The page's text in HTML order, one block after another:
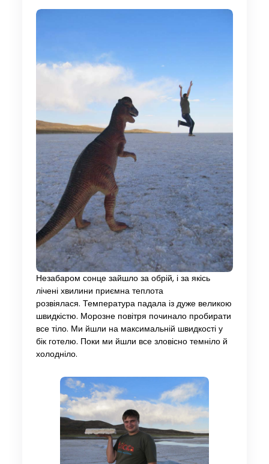
Незабаром сонце зайшло за обрій, і за якісь
лічені хвилини приємна теплота
розвіялася. Температура падала із дуже великою
швидкістю. Морозне повітря починало пробирати
все тіло. Ми йшли на максимальній швидкості у
бік готелю. Поки ми йшли все зловісно темніло й
холодніло.